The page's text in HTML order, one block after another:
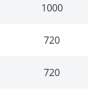
1000
720
720